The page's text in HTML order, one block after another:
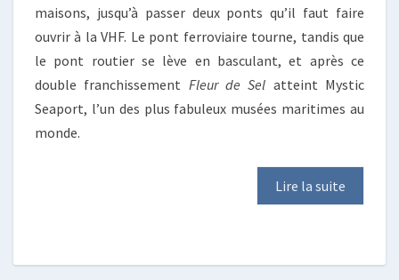
maisons, jusqu’à passer deux ponts qu’il faut faire
ouvrir à la VHF. Le pont ferroviaire tourne, tandis que
le pont routier se lève en basculant, et après ce
double franchissement Fleur de Sel atteint Mystic
Seaport, l’un des plus fabuleux musées maritimes au
monde.
Lire la suite